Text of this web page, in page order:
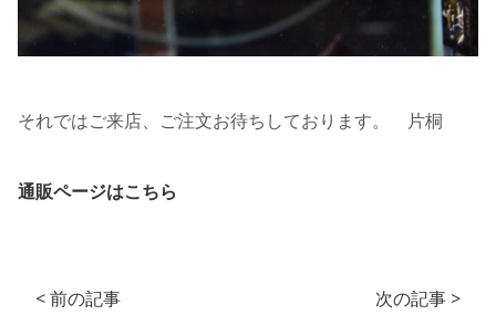
それではご来店、ご注文お待ちしております。 片桐
通販ページはこちら
< 前の記事 次の記事 >